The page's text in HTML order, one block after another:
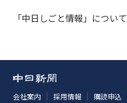
「中日しごと情報」について
会社案内 採用情報 購読申込